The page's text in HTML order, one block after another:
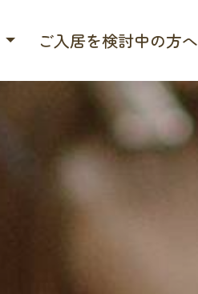
ご入居を検討中の方へ